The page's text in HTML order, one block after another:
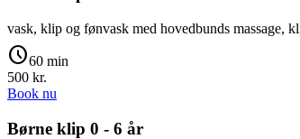
vask, klip og fønvask med hovedbunds massage,
schedule60 min
500 kr.
Book nu
Børne klip 0 - 6 år